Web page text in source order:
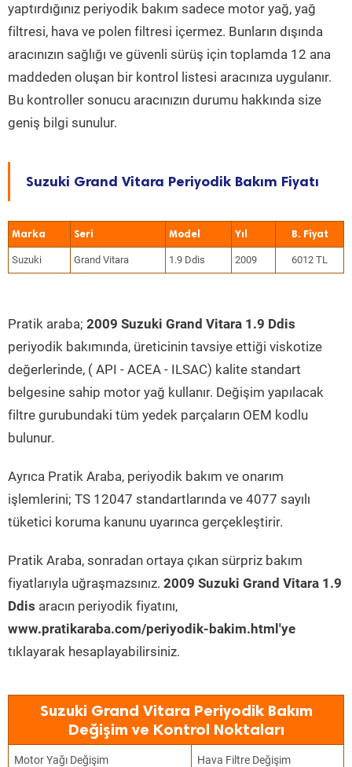
yaptırdığınız periyodik bakım sadece motor yağ, yağ
filtresi, hava ve polen filtresi içermez. Bunların dışında
aracınızın sağlığı ve güvenli sürüş için toplamda 12 ana
maddeden oluşan bir kontrol listesi aracınıza uygulanır.
Bu kontroller sonucu aracınızın durumu hakkında size
geniş bilgi sunulur.
Suzuki Grand Vitara Periyodik Bakım Fiyatı
Marka Seri Model Yıl
Suzuki Grand Vitara 1.9 Ddis 2009 6012 TL
Pratik araba; 2009 Suzuki Grand Vitara 1.9 Ddis
periyodik bakımında, üreticinin tavsiye ettiği viskotize
değerlerinde, ( API - ACEA - ILSAC) kalite standart
belgesine sahip motor yağ kullanır. Değişim yapılacak
filtre gurubundaki tüm yedek parçaların OEM kodlu
bulunur.
Ayrıca Pratik Araba, periyodik bakım ve onarım
işlemlerini; TS 12047 standartlarında ve 4077 sayılı
tüketici koruma kanunu uyarınca gerçekleştirir.
Pratik Araba, sonradan ortaya çıkan sürpriz bakım
fiyatlarıyla uğraşmazsınız. 2009 Suzuki Grand Vitara 1.9
Ddis aracın periyodik fiyatını,
www.pratikaraba.com/periyodik-bakim.html'ye
tıklayarak hesaplayabilirsiniz.
Suzuki Grand Vitara Periyodik Bakım
Değişim ve Kontrol Noktaları
Motor Yağı Değişim Hava Filtre Değişim